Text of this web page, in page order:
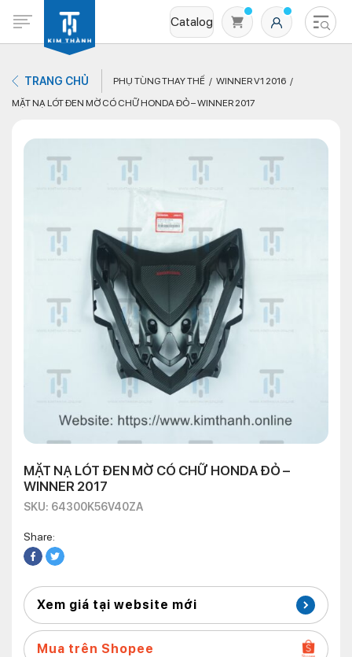
Catalog
Không có sản phẩm nào trong giỏ hàng
TRANG CHỦ PHỤ TÙNG THAY THẾ
WINNER V1 2016
MẶT NẠ LÓT ĐEN MỜ CÓ CHỮ HONDA ĐỎ – WINNER 2017
MẶT NẠ LÓT ĐEN MỜ CÓ CHỮ HONDA ĐỎ –
WINNER 2017
SKU: 64300K56V40ZA
Share:
Xem giá tại website mới
Mua trên Shopee